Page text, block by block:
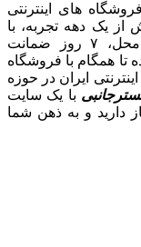
های اینترنتی
از یک دهه تجربه، با
پایبندی به سه اصل کلیدی، پرداخت در محل، ۷ روز ضمانت
تا همگام با فروشگاه‌
ایران در حوزه
با یک سایت
دارید و به ذهن شما